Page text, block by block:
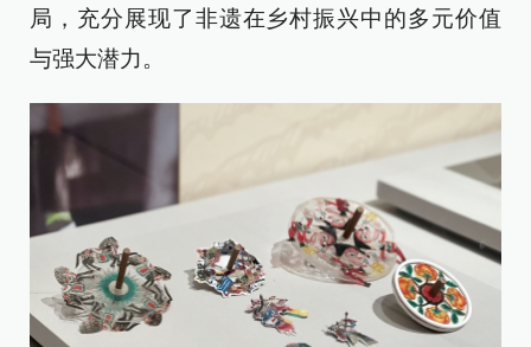
局，充分展现了非遗在乡村振兴中的多元价值
与强大潜力。